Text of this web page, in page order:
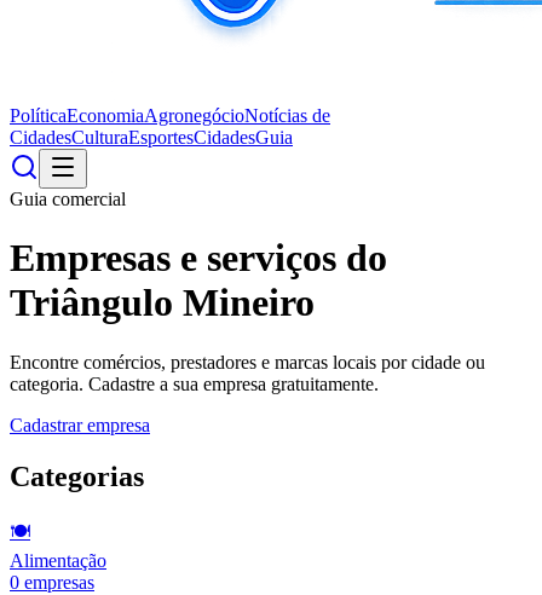
PolíticaEconomiaAgronegócioNotícias de
CidadesCulturaEsportesCidadesGuia
Guia comercial
Empresas e serviços do
Triângulo Mineiro
Encontre comércios, prestadores e marcas locais por cidade ou
categoria. Cadastre a sua empresa gratuitamente.
Cadastrar empresa
Categorias
🍽️
Alimentação
0 empresas